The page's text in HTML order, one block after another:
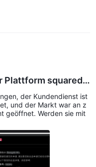
Plattform squaredfi
seit ich sie zuletzt
nicht geöffnet ha
der Kundendienst ist
und der Markt war an z
geöffnet. Werden sie mit